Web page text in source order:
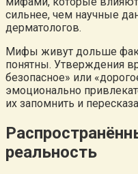
сильнее, чем научные
дерматологов.
Мифы живут дольше
понятны. Утверждения
безопасное» или
эмоционально
их запомнить и
реальность